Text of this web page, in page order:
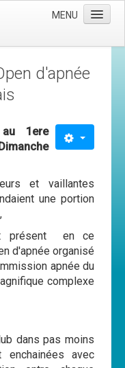
MENU
d'apnée
au 1ere
et vaillantes
une portion
présent en ce
d'apnée organisé
apnée du
complexe
dans pas moins
avec